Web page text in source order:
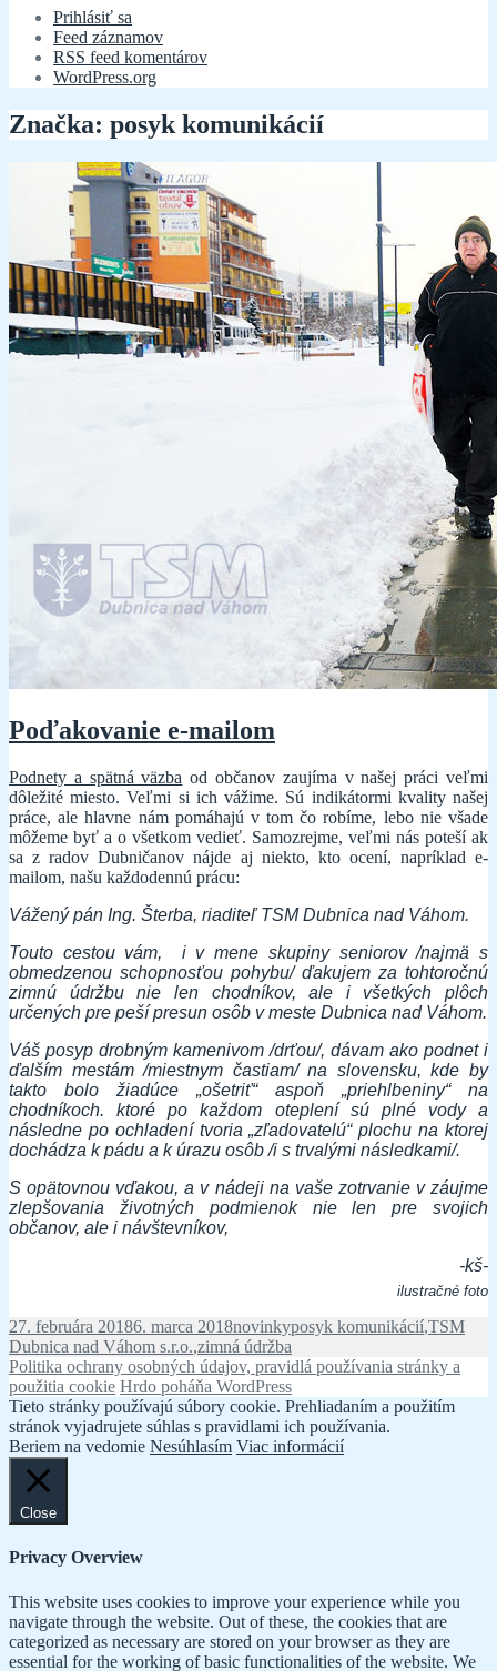
Prihlásiť sa
Feed záznamov
RSS feed komentárov
WordPress.org
Značka: posyk komunikácií
Poďakovanie e-mailom
Podnety a spätná väzba od občanov zaujíma v našej práci veľmi
dôležité miesto. Veľmi si ich vážime. Sú indikátormi kvality našej
práce, ale hlavne nám pomáhajú v tom čo robíme, lebo nie všade
môžeme byť a o všetkom vedieť. Samozrejme, veľmi nás poteší ak
sa z radov Dubničanov nájde aj niekto, kto ocení, napríklad e-
mailom, našu každodennú prácu:
Vážený pán Ing. Šterba, riaditeľ TSM Dubnica nad Váhom.
Touto cestou vám, i v mene skupiny seniorov /najmä s
obmedzenou schopnosťou pohybu/ ďakujem za tohtoročnú
zimnú údržbu nie len chodníkov, ale i všetkých plôch
určených pre peší presun osôb v meste Dubnica nad Váhom.
Váš posyp drobným kamenivom /drťou/, dávam ako podnet i
ďalším mestám /miestnym častiam/ na slovensku, kde by
takto bolo žiadúce „ošetriť“ aspoň „priehlbeniny“ na
chodníkoch. ktoré po každom oteplení sú plné vody a
následne po ochladení tvoria „zľadovatelú“ plochu na ktorej
dochádza k pádu a k úrazu osôb /i s trvalými následkami/.
S opätovnou vďakou, a v nádeji na vaše zotrvanie v záujme
zlepšovania životných podmienok nie len pre svojich
občanov, ale i návštevníkov,
-kš-
ilustračné foto
Publikované
27. februára 20186. marca 2018Kategórie
novinkyZnačky
posyk komunikácií,TSM
Dubnica nad Váhom s.r.o.,zimná údržba
Politika ochrany osobných údajov, pravidlá používania stránky a
použitia cookie Hrdo poháňa WordPress
Tieto stránky používajú súbory cookie. Prehliadaním a použitím
stránok vyjadrujete súhlas s pravidlami ich používania.
Beriem na vedomie Nesúhlasím Viac informácií
Close
Privacy Overview
This website uses cookies to improve your experience while you
navigate through the website. Out of these, the cookies that are
categorized as necessary are stored on your browser as they are
essential for the working of basic functionalities of the website. We